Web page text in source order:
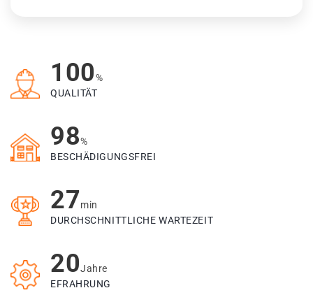
100%
QUALITÄT
98%
BESCHÄDIGUNGSFREI
27min
DURCHSCHNITTLICHE WARTEZEIT
20Jahre
EFRAHRUNG